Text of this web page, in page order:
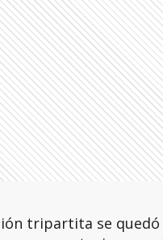
tripartita se quedó